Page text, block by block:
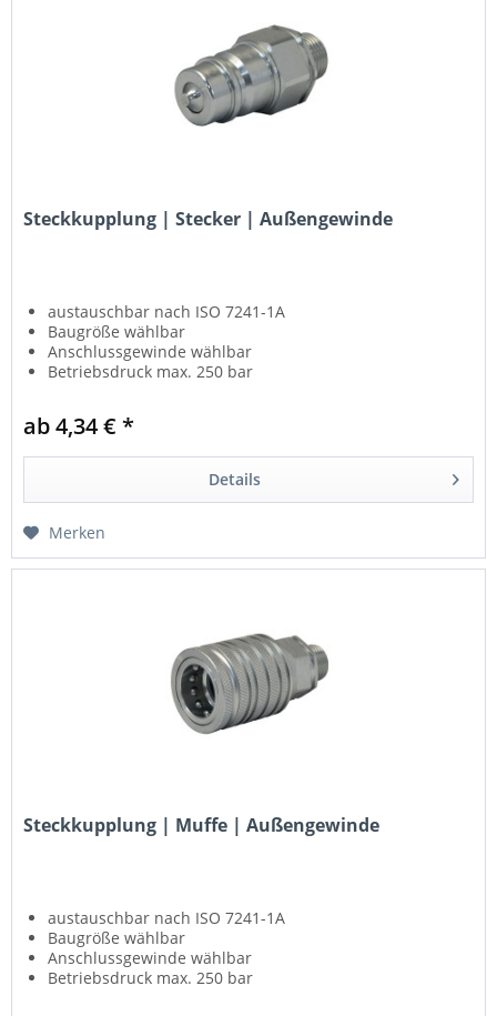
Steckkupplung | Stecker | Außengewinde
austauschbar nach ISO 7241-1A
Baugröße wählbar
Anschlussgewinde wählbar
Betriebsdruck max. 250 bar
ab 4,34 € *
Details
Merken
Steckkupplung | Muffe | Außengewinde
austauschbar nach ISO 7241-1A
Baugröße wählbar
Anschlussgewinde wählbar
Betriebsdruck max. 250 bar